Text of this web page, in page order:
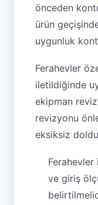
önceden
ürün
uygunluk
Ferahevler
iletildiğinde
ekipman
revizyonu
eksiksiz
Ferahevler
ve giriş